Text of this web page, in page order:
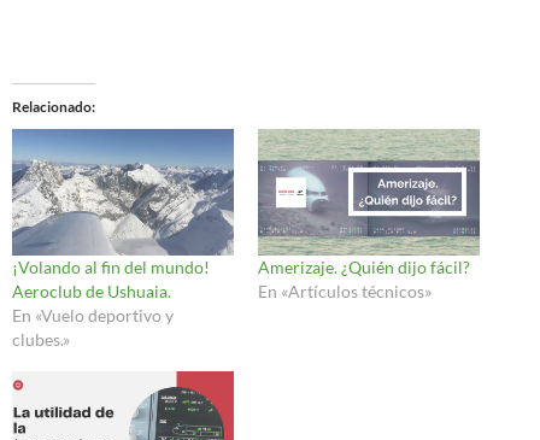
Relacionado
¡Volando al fin del mundo!
Aeroclub de Ushuaia.
En «Vuelo deportivo y
clubes.»
Amerizaje. ¿Quién dijo fácil?
En «Artículos técnicos»